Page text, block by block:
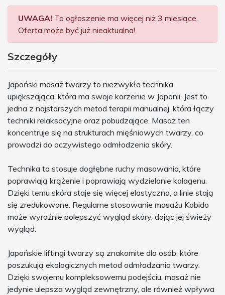
UWAGA! To ogłoszenie ma więcej niż 3 miesiące.
Oferta może być już nieaktualna!
Szczegóły
Japoński masaż twarzy to niezwykła technika
upiększająca, która ma swoje korzenie w Japonii. Jest to
jedna z najstarszych metod terapii manualnej, która łączy
techniki relaksacyjne oraz pobudzające. Masaż ten
koncentruje się na strukturach mięśniowych twarzy, co
prowadzi do oczywistego odmłodzenia skóry.
Technika ta stosuje dogłębne ruchy masowania, które
poprawiają krążenie i poprawiają wydzielanie kolagenu.
Dzięki temu skóra staje się więcej elastyczna, a linie stają
się zredukowane. Regularne stosowanie masażu Kobido
może wyraźnie polepszyć wygląd skóry, dając jej świeży
wygląd.
Japońskie liftingi twarzy są znakomite dla osób, które
poszukują ekologicznych metod odmładzania twarzy.
Dzięki swojemu kompleksowemu podejściu, masaż nie
jedynie ulepsza wygląd zewnętrzny, ale również wpływa